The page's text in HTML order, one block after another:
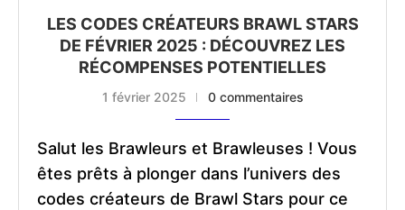
LES CODES CRÉATEURS BRAWL STARS
DE FÉVRIER 2025 : DÉCOUVREZ LES
RÉCOMPENSES POTENTIELLES
1 février 2025 0 commentaires
Salut les Brawleurs et Brawleuses ! Vous
êtes prêts à plonger dans l’univers des
codes créateurs de Brawl Stars pour ce